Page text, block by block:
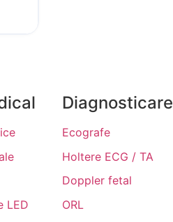
LED
Diagnosticare
Ecografe
Holtere ECG / TA
Doppler fetal
ORL